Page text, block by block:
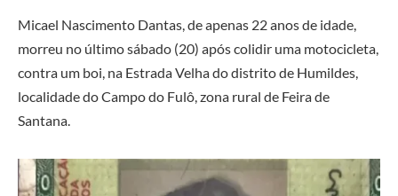
Micael Nascimento Dantas, de apenas 22 anos de idade,
morreu no último sábado (20) após colidir uma motocicleta,
contra um boi, na Estrada Velha do distrito de Humildes,
localidade do Campo do Fulô, zona rural de Feira de
Santana.